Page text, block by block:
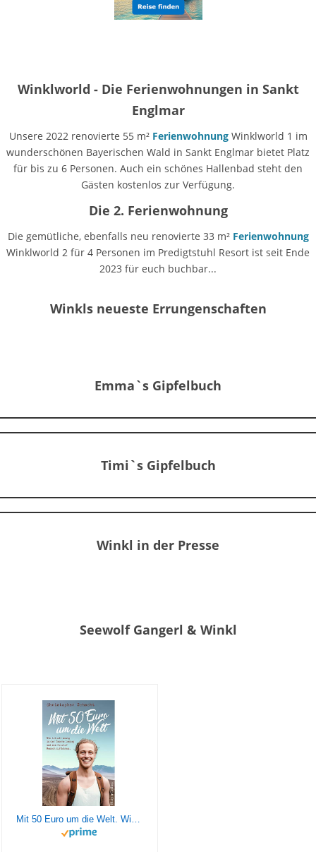
Winklworld - Die Ferienwohnungen in Sankt
Englmar
Unsere 2022 renovierte 55 m² FerienwohnungWinklworld 1 im
wunderschönen Bayerischen Wald in Sankt Englmar bietet Platz
für bis zu 6 Personen. Auch ein schönes Hallenbad steht den
Gästen kostenlos zur Verfügung.
Die 2. Ferienwohnung
Die gemütliche, ebenfalls neu renovierte 33 m² Ferienwohnung
Winklworld 2 für 4 Personen im Predigtstuhl Resort ist seit Ende
2023 für euch buchbar...
Winkls neueste Errungenschaften
Emma`s Gipfelbuch
Timi`s Gipfelbuch
Winkl in der Presse
Seewolf Gangerl & Winkl
Mit 50 Euro um die Welt. Wie ich mit wenig in der Tasche loszog und als reicher Mensch zurückkam